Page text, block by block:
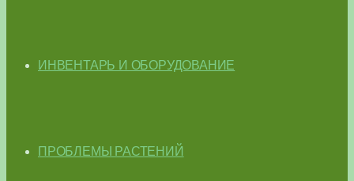
ИНВЕНТАРЬ И ОБОРУДОВАНИЕ
ПРОБЛЕМЫ РАСТЕНИЙ